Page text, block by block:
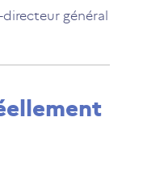
directeur général